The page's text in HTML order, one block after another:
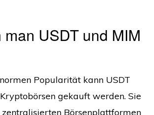
man USDT und MIM
Popularität kann USDT
gekauft werden. Sie
Börsenplattformen